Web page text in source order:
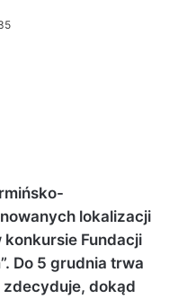
lokalizacji
Fundacji
Do 5 grudnia trwa
zdecyduje, dokąd